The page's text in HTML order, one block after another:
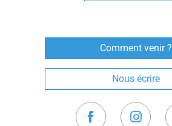
Comment venir ?
Nous écrire